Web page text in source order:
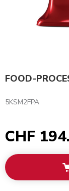
FOOD-
5KSM2FPA
CHF